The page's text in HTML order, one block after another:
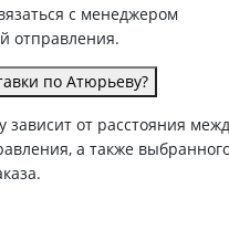
с менеджером
отправления.
по Атюрьеву?
зависит от расстояния
а также